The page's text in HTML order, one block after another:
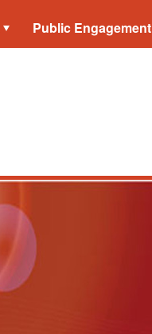
Public Engagement